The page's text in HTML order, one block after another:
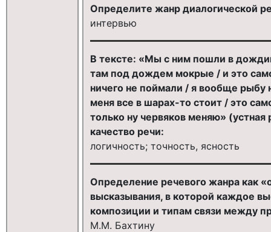
Определите жанр диалогической
интервью
В тексте: «Мы с ним пошли в
там под дождем мокрые / и это
ничего не поймали / я вообще
меня все в шарах-то стоит / это
только ну червяков меняю»
качество речи:
логичность; точность, ясность
Определение речевого жанра как
высказывания, в которой каждое
композиции и типам связи между
М.М. Бахтину